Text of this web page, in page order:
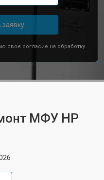
заявку
свое согласие на обработку
МФУ HP